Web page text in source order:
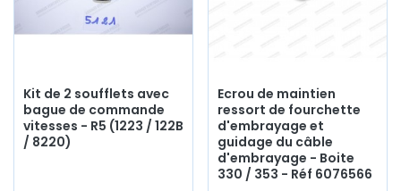
Kit de 2 soufflets avec
bague de commande
vitesses - R5 (1223 / 122B
/ 8220)
Ecrou de maintien
ressort de fourchette
d'embrayage et
guidage du câble
d'embrayage - Boite
330 / 353 - Réf 6076566